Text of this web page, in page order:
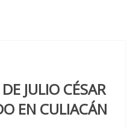
JULIO CÉSAR
EN CULIACÁN